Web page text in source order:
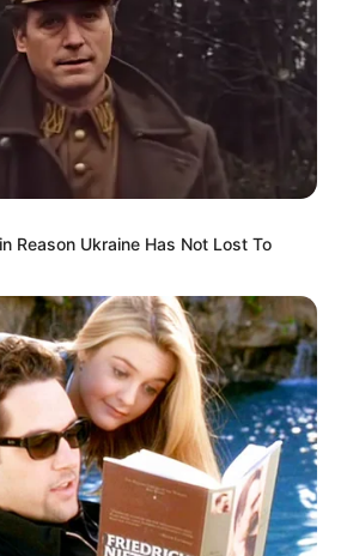
ΑΚΟΛΟΥΘΉΣΤΕ
Reason Ukraine Has Not Lost To